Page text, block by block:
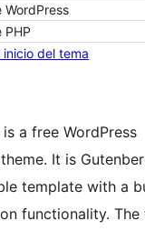
WordPress
PHP
inicio del tema
is a free WordPress
It is
template with a
functionality. The